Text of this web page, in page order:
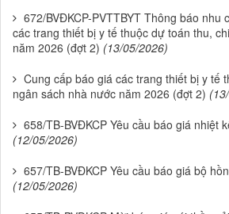
672/BVĐKCP-PVTTBYT Thông báo nhu
các trang thiết bị y tế thuộc dự toán thu,
năm 2026 (đợt 2) (13/05/2026)
Cung cấp báo giá các trang thiết bị y tế
ngân sách nhà nước năm 2026 (đợt 2)
658/TB-BVĐKCP Yêu cầu báo giá nhiệt
(12/05/2026)
657/TB-BVĐKCP Yêu cầu báo giá bộ
(12/05/2026)